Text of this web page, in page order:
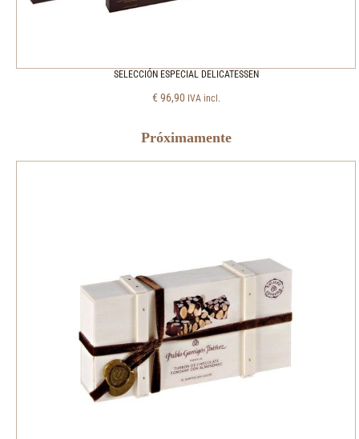
SELECCIÓN ESPECIAL DELICATESSEN
€ 96,90 IVA incl.
Próximamente